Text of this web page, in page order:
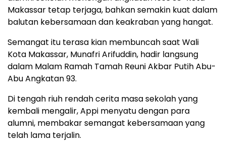
Makassar tetap terjaga, bahkan semakin kuat dalam
balutan kebersamaan dan keakraban yang hangat.
Semangat itu terasa kian membuncah saat Wali
Kota Makassar, Munafri Arifuddin, hadir langsung
dalam Malam Ramah Tamah Reuni Akbar Putih Abu-
Abu Angkatan 93.
Di tengah riuh rendah cerita masa sekolah yang
kembali mengalir, Appi menyatu dengan para
alumni, membakar semangat kebersamaan yang
telah lama terjalin.